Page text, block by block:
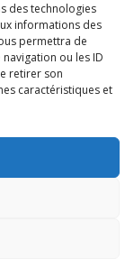
des technologies
informations des
permettra de
ou les ID
retirer son
caractéristiques et
en